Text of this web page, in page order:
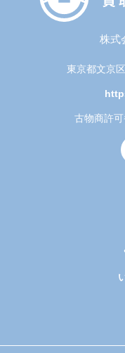
株式
東京都文京
古物商許